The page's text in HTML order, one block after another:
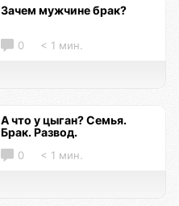
Зачем мужчине брак?
0 < 1 мин.
А что у цыган? Семья.
Брак. Развод.
0 < 1 мин.